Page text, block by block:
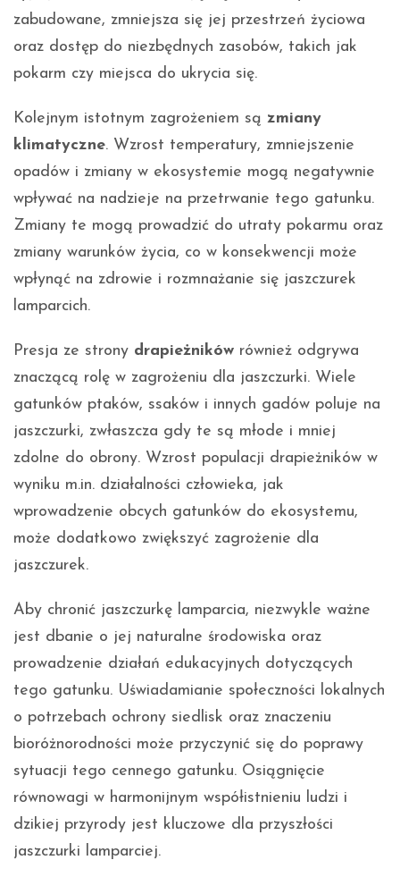
zabudowane, zmniejsza się jej przestrzeń życiowa
oraz dostęp do niezbędnych zasobów, takich jak
pokarm czy miejsca do ukrycia się.
Kolejnym istotnym zagrożeniem są zmiany
klimatyczne. Wzrost temperatury, zmniejszenie
opadów i zmiany w ekosystemie mogą negatywnie
wpływać na nadzieje na przetrwanie tego gatunku.
Zmiany te mogą prowadzić do utraty pokarmu oraz
zmiany warunków życia, co w konsekwencji może
wpłynąć na zdrowie i rozmnażanie się jaszczurek
lamparcich.
Presja ze strony drapieżników również odgrywa
znaczącą rolę w zagrożeniu dla jaszczurki. Wiele
gatunków ptaków, ssaków i innych gadów poluje na
jaszczurki, zwłaszcza gdy te są młode i mniej
zdolne do obrony. Wzrost populacji drapieżników w
wyniku m.in. działalności człowieka, jak
wprowadzenie obcych gatunków do ekosystemu,
może dodatkowo zwiększyć zagrożenie dla
jaszczurek.
Aby chronić jaszczurkę lamparcia, niezwykle ważne
jest dbanie o jej naturalne środowiska oraz
prowadzenie działań edukacyjnych dotyczących
tego gatunku. Uświadamianie społeczności lokalnych
o potrzebach ochrony siedlisk oraz znaczeniu
bioróżnorodności może przyczynić się do poprawy
sytuacji tego cennego gatunku. Osiągnięcie
równowagi w harmonijnym współistnieniu ludzi i
dzikiej przyrody jest kluczowe dla przyszłości
jaszczurki lamparciej.